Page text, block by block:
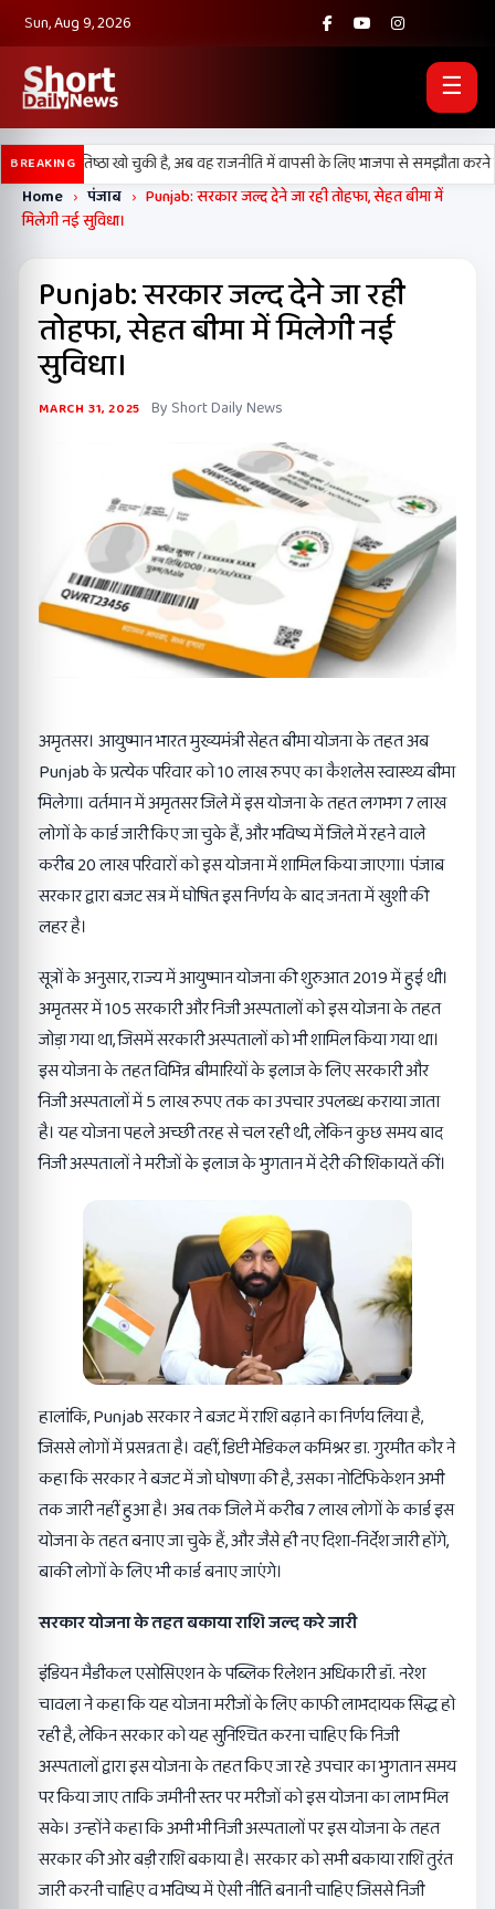
Sun, Aug 9, 2026
☰
BREAKING
अपनी प्रतिष्ठा खो चुकी है, अब वह राजनीति में वापसी के लिए भाजपा से समझौता करने
Home › पंजाब › Punjab: सरकार जल्द देने जा रही तोहफा, सेहत बीमा में
मिलेगी नई सुविधा।
Punjab: सरकार जल्द देने जा रही
तोहफा, सेहत बीमा में मिलेगी नई
सुविधा।
MARCH 31, 2025 By Short Daily News
अमृतसर। आयुष्मान भारत मुख्यमंत्री सेहत बीमा योजना के तहत अब
Punjab के प्रत्येक परिवार को 10 लाख रुपए का कैशलेस स्वास्थ्य बीमा
मिलेगा। वर्तमान में अमृतसर जिले में इस योजना के तहत लगभग 7 लाख
लोगों के कार्ड जारी किए जा चुके हैं, और भविष्य में जिले में रहने वाले
करीब 20 लाख परिवारों को इस योजना में शामिल किया जाएगा। पंजाब
सरकार द्वारा बजट सत्र में घोषित इस निर्णय के बाद जनता में खुशी की
लहर है।
सूत्रों के अनुसार, राज्य में आयुष्मान योजना की शुरुआत 2019 में हुई थी।
अमृतसर में 105 सरकारी और निजी अस्पतालों को इस योजना के तहत
जोड़ा गया था, जिसमें सरकारी अस्पतालों को भी शामिल किया गया था।
इस योजना के तहत विभिन्न बीमारियों के इलाज के लिए सरकारी और
निजी अस्पतालों में 5 लाख रुपए तक का उपचार उपलब्ध कराया जाता
है। यह योजना पहले अच्छी तरह से चल रही थी, लेकिन कुछ समय बाद
निजी अस्पतालों ने मरीजों के इलाज के भुगतान में देरी की शिकायतें कीं।
हालांकि, Punjab सरकार ने बजट में राशि बढ़ाने का निर्णय लिया है,
जिससे लोगों में प्रसन्नता है। वहीं, डिप्टी मेडिकल कमिश्नर डा. गुरमीत कौर ने
कहा कि सरकार ने बजट में जो घोषणा की है, उसका नोटिफिकेशन अभी
तक जारी नहीं हुआ है। अब तक जिले में करीब 7 लाख लोगों के कार्ड इस
योजना के तहत बनाए जा चुके हैं, और जैसे ही नए दिशा-निर्देश जारी होंगे,
बाकी लोगों के लिए भी कार्ड बनाए जाएंगे।
सरकार योजना के तहत बकाया राशि जल्द करे जारी
इंडियन मैडीकल एसोसिएशन के पब्लिक रिलेशन अधिकारी डॉ. नरेश
चावला ने कहा कि यह योजना मरीजों के लिए काफी लाभदायक सिद्ध हो
रही है, लेकिन सरकार को यह सुनिश्चित करना चाहिए कि निजी
अस्पतालों द्वारा इस योजना के तहत किए जा रहे उपचार का भुगतान समय
पर किया जाए ताकि जमीनी स्तर पर मरीजों को इस योजना का लाभ मिल
सके। उन्होंने कहा कि अभी भी निजी अस्पतालों पर इस योजना के तहत
सरकार की ओर बड़ी राशि बकाया है। सरकार को सभी बकाया राशि तुरंत
जारी करनी चाहिए व भविष्य में ऐसी नीति बनानी चाहिए जिससे निजी